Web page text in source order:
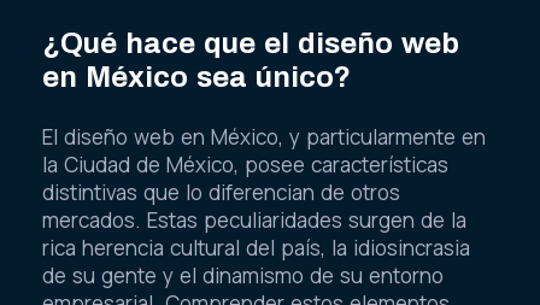
¿Qué hace que el diseño web
en México sea único?
El diseño web en México, y particularmente en
la Ciudad de México, posee características
distintivas que lo diferencian de otros
mercados. Estas peculiaridades surgen de la
rica herencia cultural del país, la idiosincrasia
de su gente y el dinamismo de su entorno